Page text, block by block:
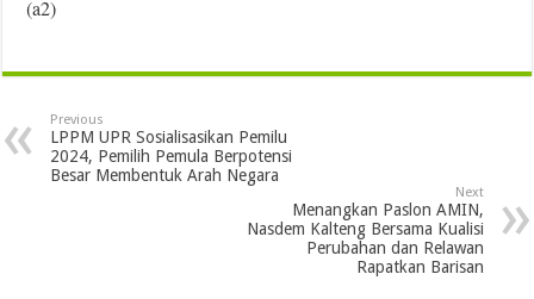
(a2)
Previous
LPPM UPR Sosialisasikan Pemilu
2024, Pemilih Pemula Berpotensi
Besar Membentuk Arah Negara
Next
Menangkan Paslon AMIN,
Nasdem Kalteng Bersama Kualisi
Perubahan dan Relawan
Rapatkan Barisan